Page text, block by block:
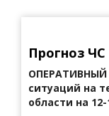
Прогноз ЧС
ОПЕРАТИВНЫЙ
ситуаций на
области на 12-